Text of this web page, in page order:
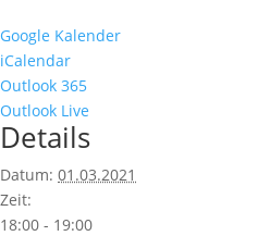
Google Kalender
iCalendar
Outlook 365
Outlook Live
Details
Datum: 01.03.2021
Zeit:
18:00 - 19:00